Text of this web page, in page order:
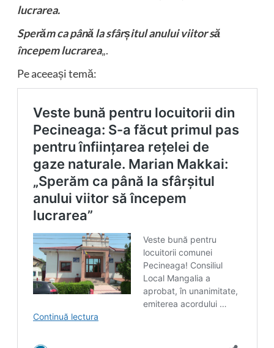
lucrarea.
Sperăm ca până la sfârșitul anului viitor să
începem lucrarea„.
Pe aceeași temă: